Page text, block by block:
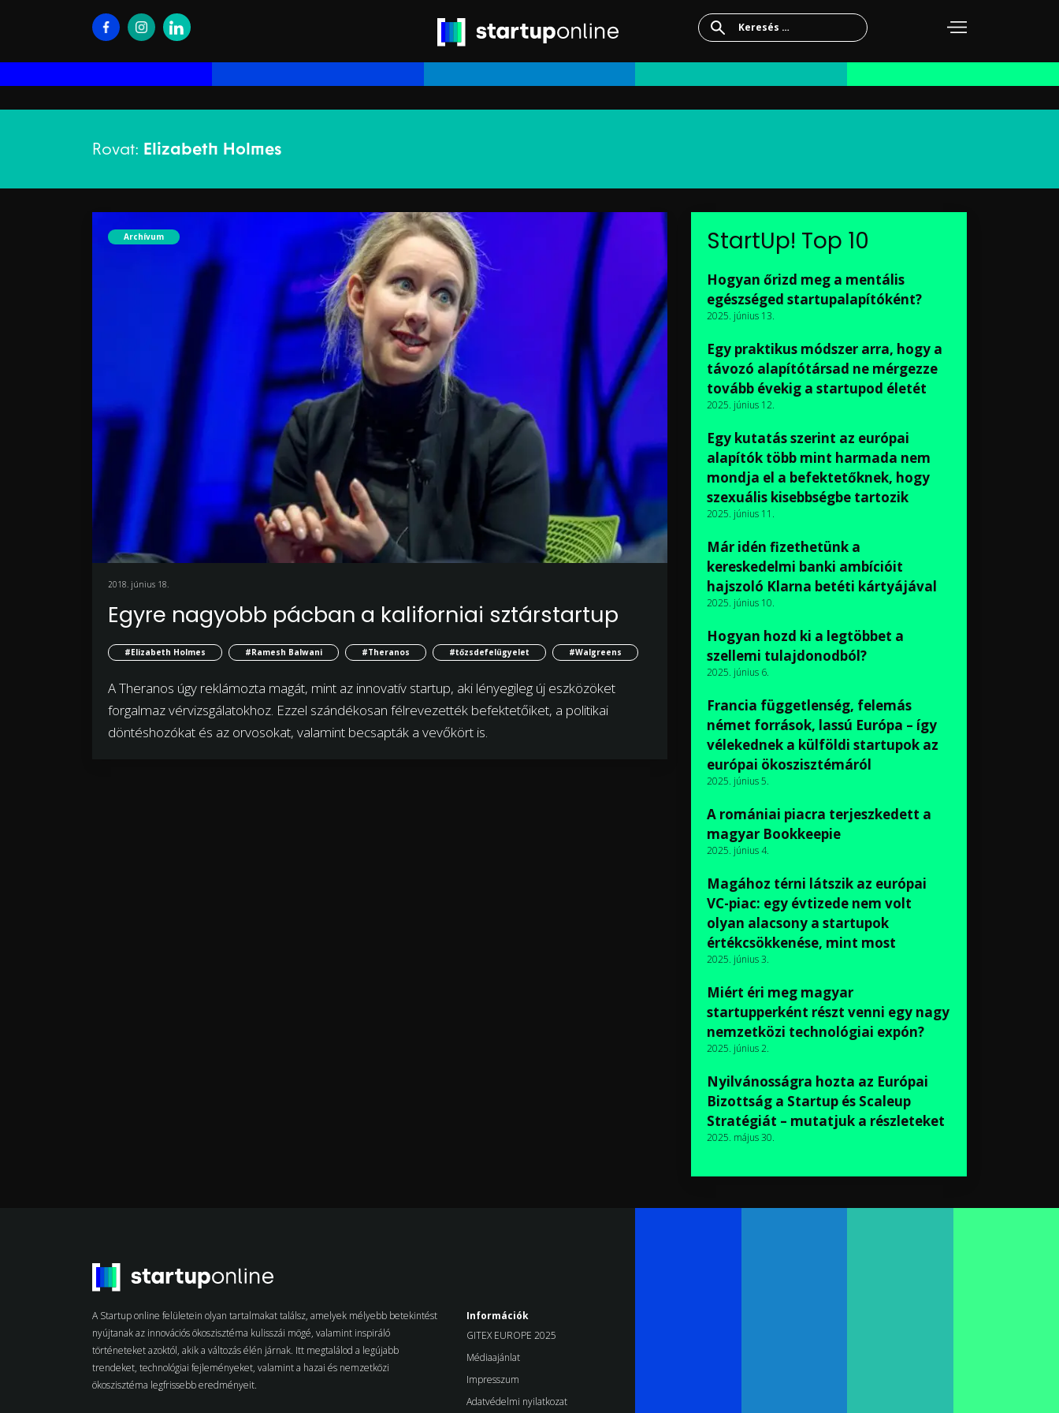
Keresés:
Rovat: Elizabeth Holmes
Archívum
2018. június 18.
Egyre nagyobb pácban a kaliforniai sztárstartup
#Elizabeth Holmes #Ramesh Balwani #Theranos #tőzsdefelügyelet #Walgreens
A Theranos úgy reklámozta magát, mint az innovatív startup, aki lényegileg új eszközöket
forgalmaz vérvizsgálatokhoz. Ezzel szándékosan félrevezették befektetőiket, a politikai
döntéshozókat és az orvosokat, valamint becsapták a vevőkört is.
StartUp! Top 10
Hogyan őrizd meg a mentális
egészséged startupalapítóként?
2025. június 13.
Egy praktikus módszer arra, hogy a
távozó alapítótársad ne mérgezze
tovább évekig a startupod életét
2025. június 12.
Egy kutatás szerint az európai
alapítók több mint harmada nem
mondja el a befektetőknek, hogy
szexuális kisebbségbe tartozik
2025. június 11.
Már idén fizethetünk a
kereskedelmi banki ambícióit
hajszoló Klarna betéti kártyájával
2025. június 10.
Hogyan hozd ki a legtöbbet a
szellemi tulajdonodból?
2025. június 6.
Francia függetlenség, felemás
német források, lassú Európa – így
vélekednek a külföldi startupok az
európai ökoszisztémáról
2025. június 5.
A romániai piacra terjeszkedett a
magyar Bookkeepie
2025. június 4.
Magához térni látszik az európai
VC-piac: egy évtizede nem volt
olyan alacsony a startupok
értékcsökkenése, mint most
2025. június 3.
Miért éri meg magyar
startupperként részt venni egy nagy
nemzetközi technológiai expón?
2025. június 2.
Nyilvánosságra hozta az Európai
Bizottság a Startup és Scaleup
Stratégiát – mutatjuk a részleteket
2025. május 30.
A Startup online felületein olyan tartalmakat találsz, amelyek mélyebb betekintést
nyújtanak az innovációs ökoszisztéma kulisszái mögé, valamint inspiráló
történeteket azoktól, akik a változás élén járnak. Itt megtalálod a legújabb
trendeket, technológiai fejleményeket, valamint a hazai és nemzetközi
ökoszisztéma legfrissebb eredményeit.
Információk
GITEX EUROPE 2025
Médiaajánlat
Impresszum
Adatvédelmi nyilatkozat